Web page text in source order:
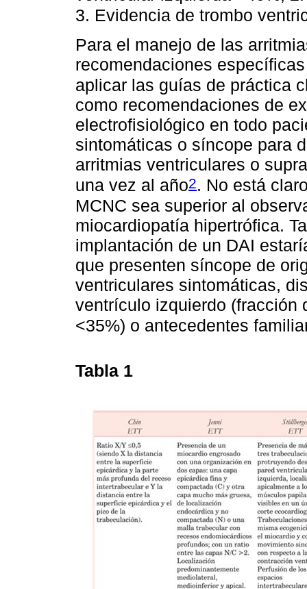
3. Evidencia de trombo
Para el manejo de las
recomendaciones
aplicar las guías de práctica
como recomendaciones de
electrofisiológico en todo
sintomáticas o síncope para
arritmias ventriculares o
una vez al año2. No está
MCNC sea superior al
miocardiopatía hipertrófica.
implantación de un DAI
que presenten síncope de
ventriculares sintomáticas,
ventrículo izquierdo (fracción
<35%) o antecedentes
Tabla 1